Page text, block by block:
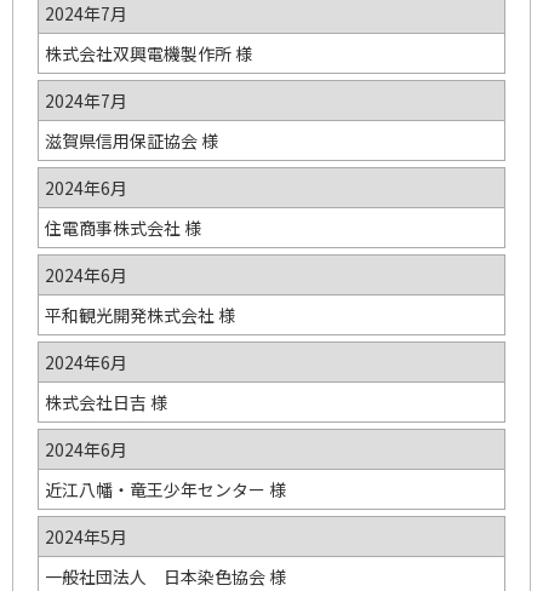
2024年7月
株式会社双興電機製作所 様
2024年7月
滋賀県信用保証協会 様
2024年6月
住電商事株式会社 様
2024年6月
平和観光開発株式会社 様
2024年6月
株式会社日吉 様
2024年6月
近江八幡・竜王少年センター 様
2024年5月
一般社団法人 日本染色協会 様